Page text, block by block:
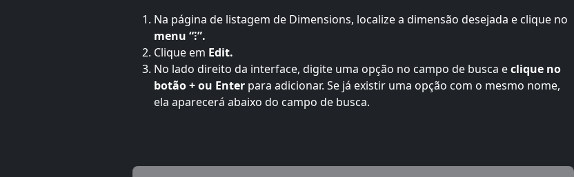
Na página de listagem de Dimensions, localize a dimensão desejada e clique no
menu “⁝”.
Clique em Edit.
No lado direito da interface, digite uma opção no campo de busca e clique no
botão+ ou Enter para adicionar. Se já existir uma opção com o mesmo nome,
ela aparecerá abaixo do campo de busca.